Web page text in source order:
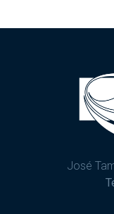
José